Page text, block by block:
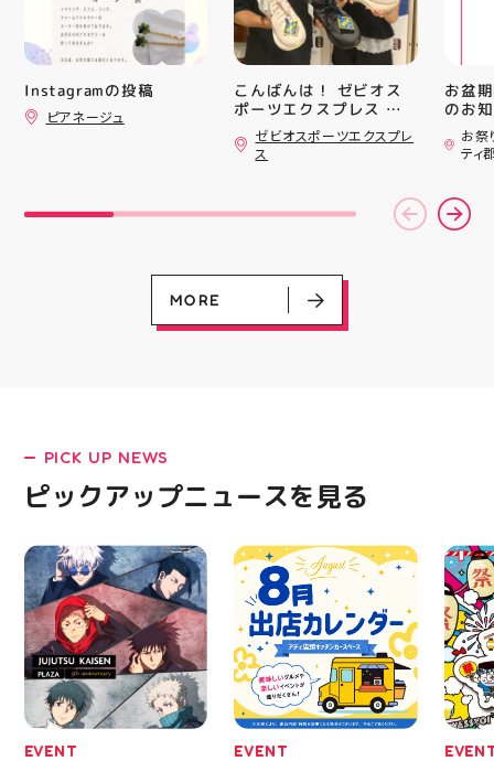
LATEST!
ピックアップニュース
Instagramの投稿
ピアネージュ
こんばんは！ ゼビオス
ポーツエクスプレス ア
ティ郡山です🦭 ・ ★本
日のラジオ★は アシッ
クスからランニングシュ
6」の紹介でした ・ 特
徴としては ☆軽量かつ
搭載し、推進力を向上さ
せました！
☆ASICSGRIPを前足部に
追加し、グリップ力を向
をカジュアルに走りたい
方や仕事履き、夏のお出
のクッションシューズに
なっています 人気ラン
ニングシューズの最新作
になります！ ・ 気にな
る方は是非、店頭に足を
運んでください！ スポ
ーツナビゲーター一同、
店頭でお待ちしておりま
す(⁠◍⁠•⁠ᴗ⁠•⁠◍⁠)⁠ ・ #ゼビオ
#アティ郡山 #福島美少
女図鑑 #照山楓香
#ASICS
ゼビオスポーツエクスプレ
ス
キャ
#歯の
お盆
のお知らせ
用い
ざい
(水)
いたしま
22:00
はプ
から
━━━━
郡山
BBQ
祭り
手ぶ
み #
ィナ
#夏の
お祭
ティ
MORE
PICK UP NEWS
ピックアップニュースを見る
EVENT EVENT